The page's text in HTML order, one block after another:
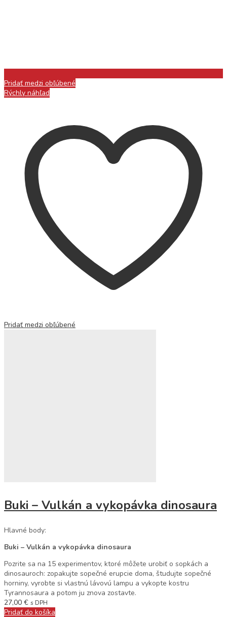
Pridať medzi obľúbené
Rýchly náhľad
Pridať medzi obľúbené
Buki – Vulkán a vykopávka dinosaura
Hlavné body:
Buki – Vulkán a vykopávka dinosaura
Pozrite sa na 15 experimentov, ktoré môžete urobiť o sopkách a
dinosauroch: zopakujte sopečné erupcie doma, študujte sopečné
horniny, vyrobte si vlastnú lávovú lampu a vykopte kostru
Tyrannosaura a potom ju znova zostavte.
27,00 € s DPH
Pridať do košíka